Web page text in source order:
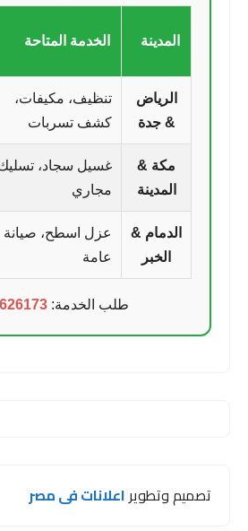
المدينة الخدمة المتاحة
الرياض
& جدة
تنظيف، مكيفات،
كشف تسربات
مكة &
المدينة
غسيل سجاد، تسليك
مجاري
الدمام &
الخبر
عزل اسطح، صيانة
عامة
طلب الخدمة:
تصميم وتطويراعلانات فى مصر